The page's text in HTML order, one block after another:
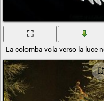
La colomba vola verso la luce